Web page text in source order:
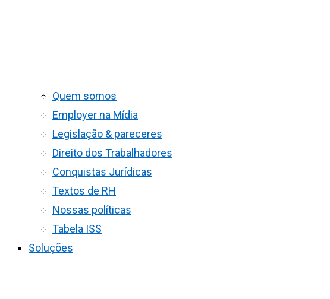
Quem somos
Employer na Mídia
Legislação & pareceres
Direito dos Trabalhadores
Conquistas Jurídicas
Textos de RH
Nossas políticas
Tabela ISS
Soluções